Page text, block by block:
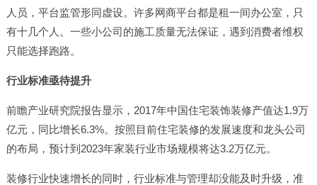
人员，平台监管形同虚设。许多网商平台都是租一间办公室，只
有十几个人。一些小公司的施工质量无法保证，遇到消费者维权
只能选择跑路。
行业标准亟待提升
前瞻产业研究院报告显示，2017年中国住宅装饰装修产值达1.9万
亿元，同比增长6.3%。按照目前住宅装修的发展速度和龙头公司
的布局，预计到2023年家装行业市场规模将达3.2万亿元。
装修行业快速增长的同时，行业标准与管理却没能及时升级，准